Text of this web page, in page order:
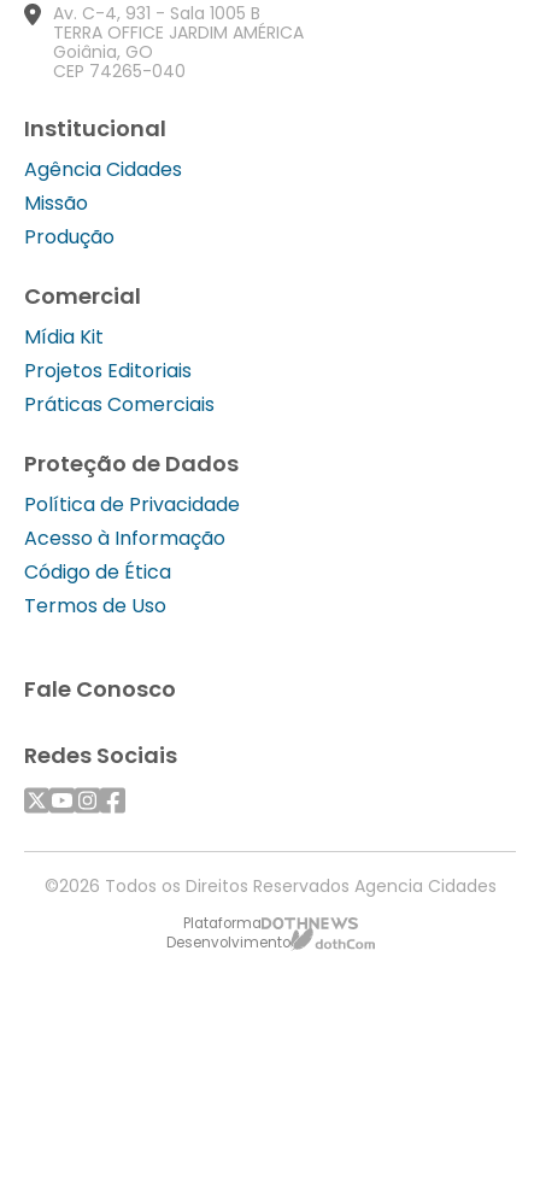
Av. C-4, 931 - Sala 1005 B
TERRA OFFICE JARDIM AMÉRICA
Goiânia, GO
CEP 74265-040
Institucional
Agência Cidades
Missão
Produção
Comercial
Mídia Kit
Projetos Editoriais
Práticas Comerciais
Proteção de Dados
Política de Privacidade
Acesso à Informação
Código de Ética
Termos de Uso
Fale Conosco
Redes Sociais
©2026 Todos os Direitos Reservados Agencia Cidades
Plataforma
Desenvolvimento